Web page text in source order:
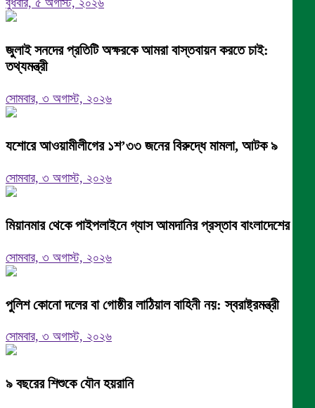
জুলাই সনদের প্রতিটি অক্ষরকে আমরা বাস্তবায়ন করতে চাই:
তথ্যমন্ত্রী
সোমবার, ৩ অগাস্ট, ২০২৬
যশোরে আওয়ামীলীগের ১শ’৩৩ জনের বিরুদ্ধে মামলা, আটক ৯
সোমবার, ৩ অগাস্ট, ২০২৬
মিয়ানমার থেকে পাইপলাইনে গ্যাস আমদানির প্রস্তাব বাংলাদেশের
সোমবার, ৩ অগাস্ট, ২০২৬
পুলিশ কোনো দলের বা গোষ্ঠীর লাঠিয়াল বাহিনী নয়: স্বরাষ্ট্রমন্ত্রী
সোমবার, ৩ অগাস্ট, ২০২৬
৯ বছরের শিশুকে যৌন হয়রানি